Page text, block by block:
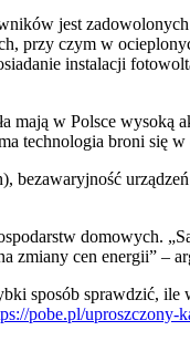
jest
przy czym w
instalacji
w Polsce wysoką
technologia broni się
bezawaryjność
domowych.
zmiany cen energii” –
sposób sprawdzić,
pobe.pl/uproszczony-